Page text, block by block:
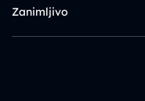
Zanimljivo